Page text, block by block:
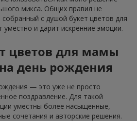
микса. Общих правил не
с душой букет цветов для
уместно и дарит искренние эмоции.
цветов для мамы
день рождения
— это уже не просто
поздравление. Для такой
уместны более насыщенные,
сочетания и авторские решения.